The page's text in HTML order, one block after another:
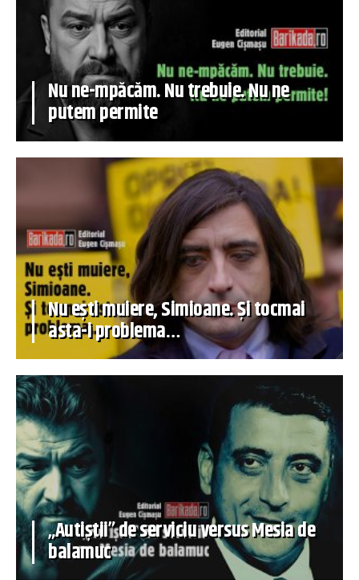
Nu ne-mpăcăm. Nu trebuie. Nu ne
putem permite
Nu ești muiere, Simioane. Și tocmai
asta-i problema…
„Autiștii” de serviciu versus Mesia de
balamuc